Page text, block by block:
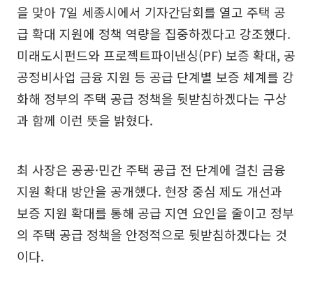
을 맞아 7일 세종시에서 기자간담회를 열고 주택 공
급 확대 지원에 정책 역량을 집중하겠다고 강조했다.
미래도시펀드와 프로젝트파이낸싱(PF) 보증 확대, 공
공정비사업 금융 지원 등 공급 단계별 보증 체계를 강
화해 정부의 주택 공급 정책을 뒷받침하겠다는 구상
과 함께 이런 뜻을 밝혔다.
최 사장은 공공·민간 주택 공급 전 단계에 걸친 금융
지원 확대 방안을 공개했다. 현장 중심 제도 개선과
보증 지원 확대를 통해 공급 지연 요인을 줄이고 정부
의 주택 공급 정책을 안정적으로 뒷받침하겠다는 것
이다.